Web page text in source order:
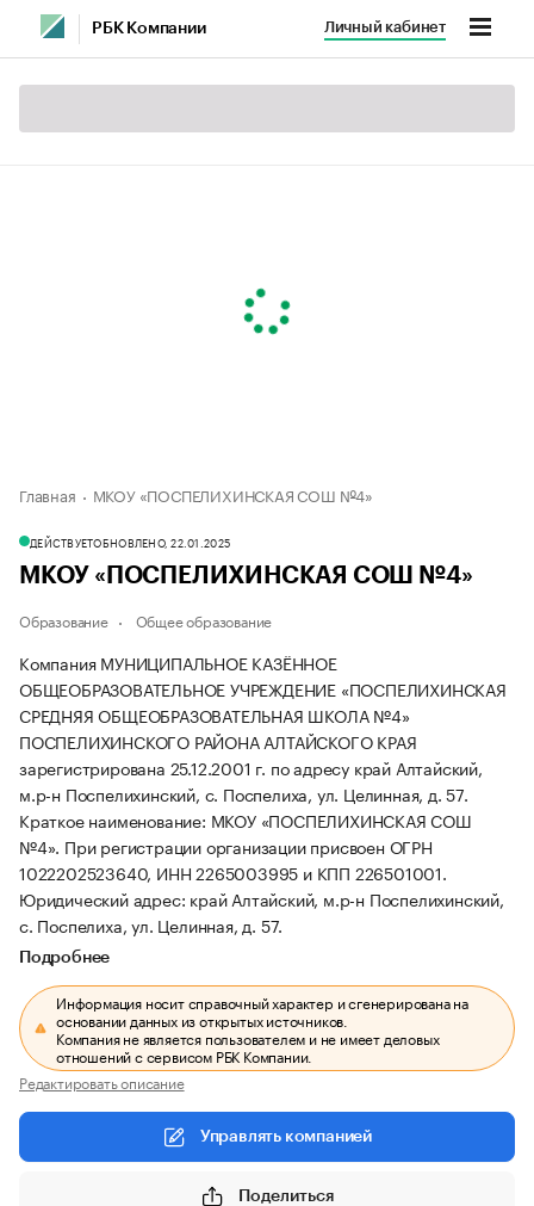
РБК Компании Личный кабинет
Главная МКОУ «ПОСПЕЛИХИНСКАЯ СОШ №4»
ДЕЙСТВУЕТОБНОВЛЕНО, 22.01.2025
МКОУ «ПОСПЕЛИХИНСКАЯ СОШ №4»
Образование Общее образование
Компания МУНИЦИПАЛЬНОЕ КАЗЁННОЕ
ОБЩЕОБРАЗОВАТЕЛЬНОЕ УЧРЕЖДЕНИЕ «ПОСПЕЛИХИНСКАЯ
СРЕДНЯЯ ОБЩЕОБРАЗОВАТЕЛЬНАЯ ШКОЛА №4»
ПОСПЕЛИХИНСКОГО РАЙОНА АЛТАЙСКОГО КРАЯ
зарегистрирована 25.12.2001 г. по адресу край Алтайский,
м.р-н Поспелихинский, с. Поспелиха, ул. Целинная, д. 57.
Краткое наименование: МКОУ «ПОСПЕЛИХИНСКАЯ СОШ
№4». При регистрации организации присвоен ОГРН
1022202523640, ИНН 2265003995 и КПП 226501001.
Юридический адрес: край Алтайский, м.р-н Поспелихинский,
с. Поспелиха, ул. Целинная, д. 57.
Подробнее
Информация носит справочный характер и сгенерирована на
основании данных из открытых источников.
Компания не является пользователем и не имеет деловых
отношений с сервисом РБК Компании.
Редактировать описание
Управлять компанией
Поделиться